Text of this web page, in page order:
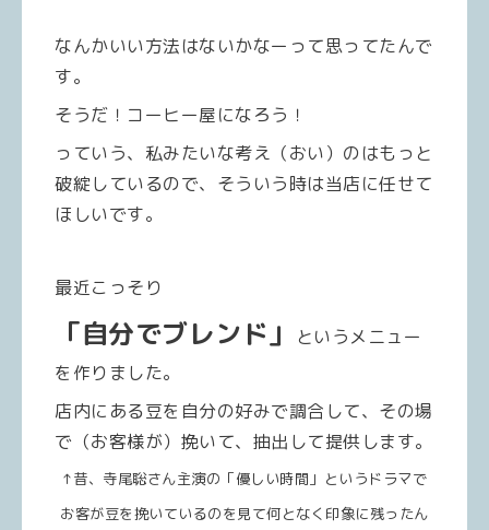
なんかいい方法はないかなーって思ってたんで
す。
そうだ！コーヒー屋になろう！
っていう、私みたいな考え（おい）のはもっと
破綻しているので、そういう時は当店に任せて
ほしいです。
最近こっそり
「自分でブレンド」
というメニュー
を作りました。
店内にある豆を自分の好みで調合して、その場
で（お客様が）挽いて、抽出して提供します。
↑昔、寺尾聡さん主演の「優しい時間」というドラマで
お客が豆を挽いているのを見て何となく印象に残ったん